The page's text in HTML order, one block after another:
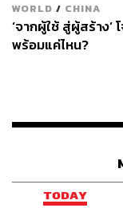
WORLD / CHINA
‘จากผู้ใช้ สู่ผู้สร้าง
พร้อมแค่ไหน?
TODAY